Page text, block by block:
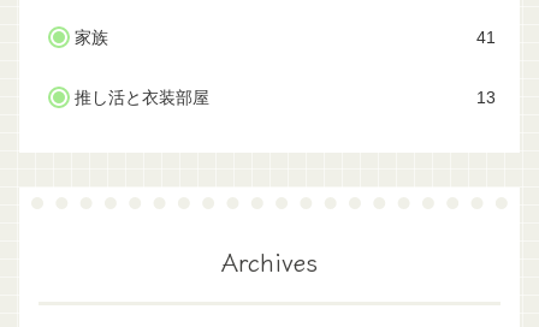
家族 41
推し活と衣装部屋 13
Archives